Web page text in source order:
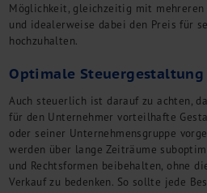
Möglichkeit, gleichzeitig mit mehreren
und idealerweise dabei den Preis für
hochzuhalten.
Optimale Steuergestaltung
Auch steuerlich ist darauf zu achten,
für den Unternehmer vorteilhafte
oder seiner Unternehmensgruppe
werden über lange Zeiträume
und Rechtsformen beibehalten, ohne
Verkauf zu bedenken. So sollte jede